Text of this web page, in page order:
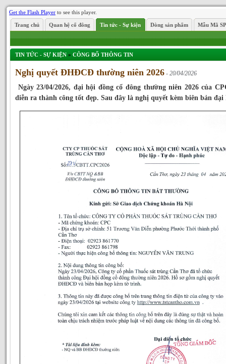
Get the Flash Player to see this player.
Trang chủ Quan hệ cổ đông Tin tức - Sự kiện Dòng sản phẩm Mẫu Mã SP
TIN TỨC - SỰ KIỆN » CÔNG BỐ THÔNG TIN
Nghị quyết ĐHĐCĐ thường niên 2026 - 20/04/2026
Ngày 23/04/2026, đại hội đồng cổ đông thường niên 2026 của
diễn ra thành công tốt đẹp. Sau đây là nghị quyết kèm biên bản đại